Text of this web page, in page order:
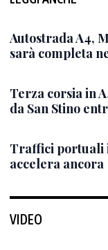
Autostrada A4,
sarà completa
Terza corsia in
da San Stino
Traffici portuali
accelera ancora
VIDEO